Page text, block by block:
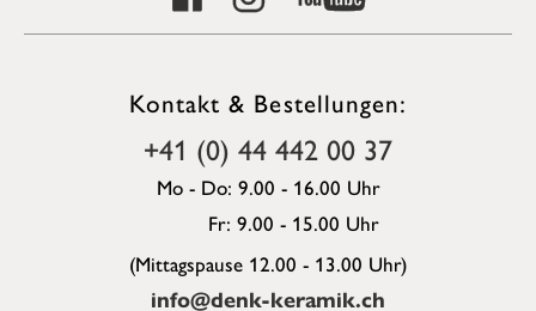
Kontakt & Bestellungen:
+41 (0) 44 442 00 37
Mo - Do: 9.00 - 16.00 Uhr
Fr: 9.00 - 15.00 Uhr
(Mittagspause 12.00 - 13.00 Uhr)
info@denk-keramik.ch